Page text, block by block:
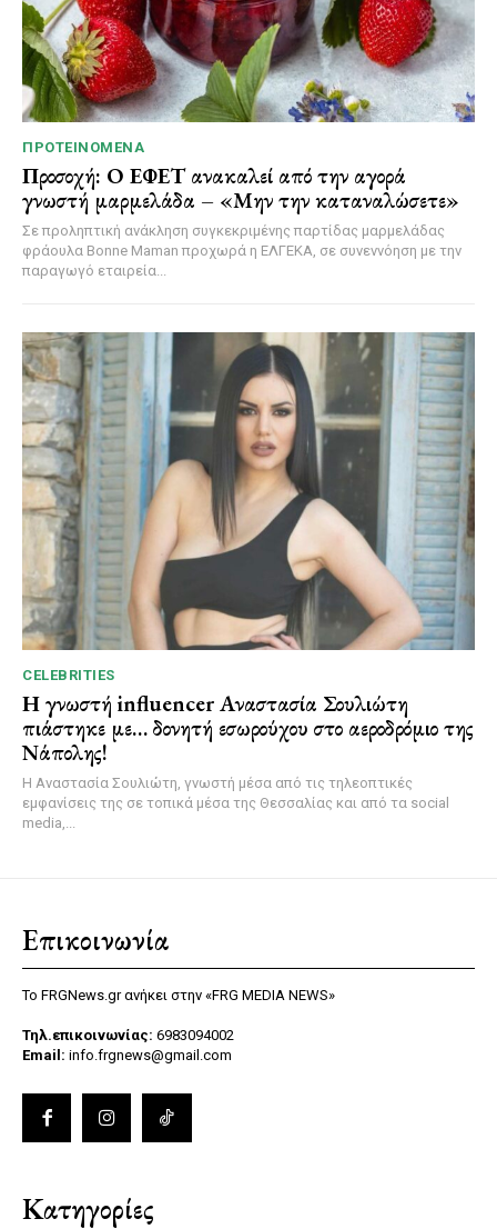
ΠΡΟΤΕΙΝΌΜΕΝΑ
Προσοχή: Ο ΕΦΕΤ ανακαλεί από την αγορά
γνωστή μαρμελάδα – «Μην την καταναλώσετε»
Σε προληπτική ανάκληση συγκεκριμένης παρτίδας μαρμελάδας
φράουλα Bonne Maman προχωρά η ΕΛΓΕΚΑ, σε συνεννόηση με την
παραγωγό εταιρεία...
CELEBRITIES
Η γνωστή influencer Αναστασία Σουλιώτη
πιάστηκε με… δονητή εσωρούχου στο αεροδρόμιο της
Νάπολης!
Η Αναστασία Σουλιώτη, γνωστή μέσα από τις τηλεοπτικές
εμφανίσεις της σε τοπικά μέσα της Θεσσαλίας και από τα social
media,...
Επικοινωνία
Το FRGNews.gr ανήκει στην «FRG MEDIA NEWS»
Τηλ.επικοινωνίας: 6983094002
Email: info.frgnews@gmail.com
Κατηγορίες